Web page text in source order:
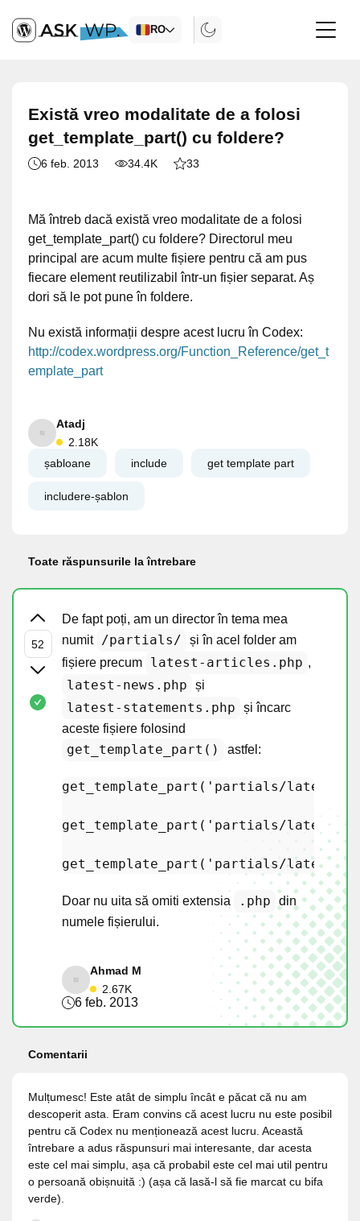
RO
Există vreo modalitate de a folosi
get_template_part() cu foldere?
6 feb. 2013 34.4K 33
Mă întreb dacă există vreo modalitate de a folosi
get_template_part() cu foldere? Directorul meu
principal are acum multe fișiere pentru că am pus
fiecare element reutilizabil într-un fișier separat. Aș
dori să le pot pune în foldere.
Nu există informații despre acest lucru în Codex:
http://codex.wordpress.org/Function_Reference/get_t
emplate_part
Atadj
2.18K
șabloane
include get template part
includere-șablon
Toate răspunsurile la întrebare
De fapt poți, am un director în tema mea
numit /partials/
și în acel folder am
fișiere precum
latest-articles.php ,
latest-news.php și
latest-statements.php
și încarc
aceste fișiere folosind
get_template_part() astfel:
get_template_part ( 'partials/latest'
get_template_part ( 'partials/latest' ,
get_template_part ( 'partials/latest' ,
Doar nu uita să omiti extensia .php
din
numele fișierului.
Ahmad M
2.67K
6 feb. 2013
Comentarii
Mulțumesc! Este atât de simplu încât e păcat că nu am
descoperit asta. Eram convins că acest lucru nu este posibil
pentru că Codex nu menționează acest lucru. Această
întrebare a adus răspunsuri mai interesante, dar acesta
este cel mai simplu, așa că probabil este cel mai util pentru
o persoană obișnuită :) (așa că lasă-l să fie marcat cu bifa
verde).